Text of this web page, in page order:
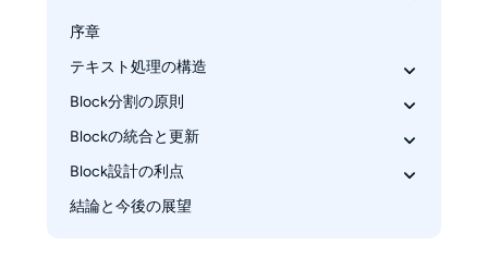
序章
テキスト処理の構造
章と段落の処理
なぜBlockが重要なのか
BookFab Blockワークフロー
Block分割の原則
言語別の文字数制限
文の完全性を保持する
章の境界制限
Blockの統合と更新
章単位の音声ファイル生成
効率的なBlock再生成
Block設計の利点
速度と並列処理
結論と今後の展望